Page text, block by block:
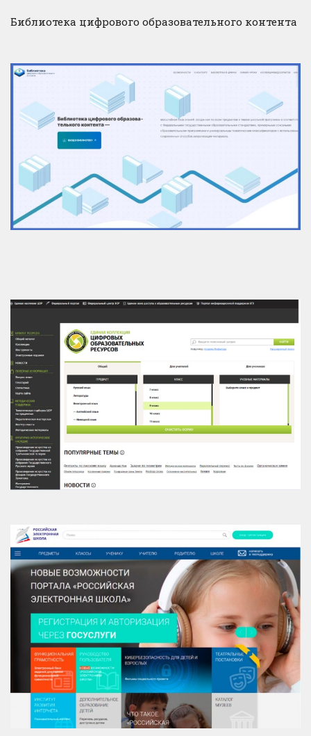
Библиотека цифрового образовательного контента